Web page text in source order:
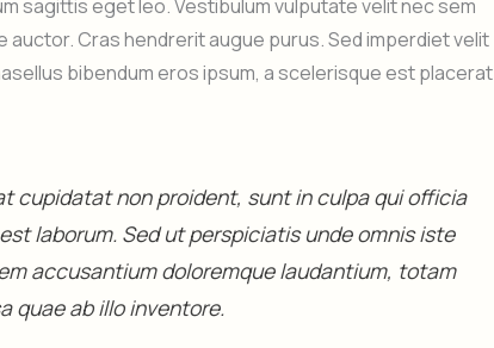
sagittis eget leo. Vestibulum vulputate velit nec sem
auctor. Cras hendrerit augue purus. Sed imperdiet velit
bibendum eros ipsum, a scelerisque est placerat
cupidatat non proident, sunt in culpa qui officia
laborum. Sed ut perspiciatis unde omnis iste
accusantium doloremque laudantium, totam
quae ab illo inventore.